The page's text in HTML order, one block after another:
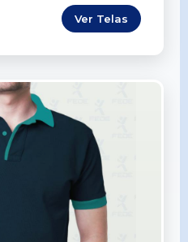
Ver Telas